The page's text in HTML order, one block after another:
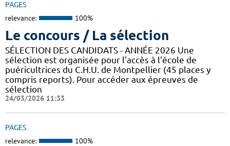
PAGES
relevance: 100%
Le concours / La sélection
SÉLECTION DES CANDIDATS - ANNÉE 2026 Une
sélection est organisée pour l'accès à l’école de
puéricultrices du C.H.U. de Montpellier (45 places y
compris reports). Pour accéder aux épreuves de
sélection
24/03/2026 11:33
PAGES
relevance: 100%